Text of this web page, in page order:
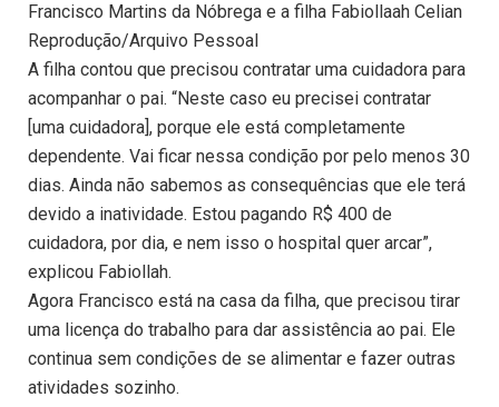
Francisco Martins da Nóbrega e a filha Fabiollaah Celian
Reprodução/Arquivo Pessoal
A filha contou que precisou contratar uma cuidadora para
acompanhar o pai. “Neste caso eu precisei contratar
[uma cuidadora], porque ele está completamente
dependente. Vai ficar nessa condição por pelo menos 30
dias. Ainda não sabemos as consequências que ele terá
devido a inatividade. Estou pagando R$ 400 de
cuidadora, por dia, e nem isso o hospital quer arcar”,
explicou Fabiollah.
Agora Francisco está na casa da filha, que precisou tirar
uma licença do trabalho para dar assistência ao pai. Ele
continua sem condições de se alimentar e fazer outras
atividades sozinho.